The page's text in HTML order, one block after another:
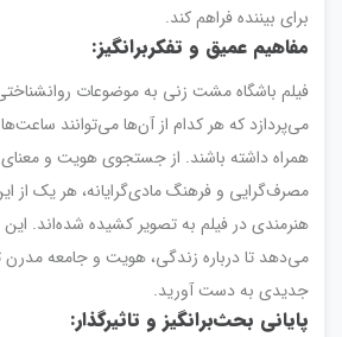
برای بیننده فراهم کند.
مفاهیم عمیق و تفکربرانگیز:
فیلم باشگاه مشت زنی به موضوعات
می‌پردازد که هر کدام از آن‌ها می‌توانند
همراه داشته باشند. از جستجوی هویت و معنای
مصرف‌گرایی و فرهنگ مادی‌گرایانه، هر یک از
هنرمندی در فیلم به تصویر کشیده شده‌اند.
می‌دهد تا درباره زندگی، هویت و جامعه مدرن
جدیدی به دست آورید.
پایانی بحث‌برانگیز و تاثیرگذار: